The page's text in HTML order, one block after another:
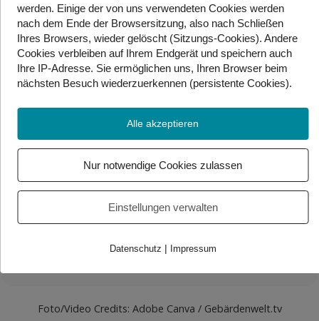
Die Kategorien auf GeKi:
Kooperationen, Vokabeln und Material
Heute stellen wir die letzten Kategorien vor:
Bei Kooperationen sammeln wir ÖGS-Videos
von anderen Quellen. Materialen sind Seiten,
die man zuhause ausdrucken und ausfüllen,
anmalen und lösen kann. Zum Schluss gibt es
bei Vokabeln immer etwas Neues zu lernen!
*Alternativlink zum Beitrag: YouTube
Foto/Video Credits: Adobe Canva / Gebärdenwelt.tv
werden. Einige der von uns verwendeten Cookies werden
nach dem Ende der Browsersitzung, also nach Schließen
Ihres Browsers, wieder gelöscht (Sitzungs-Cookies). Andere
Cookies verbleiben auf Ihrem Endgerät und speichern auch
Ihre IP-Adresse. Sie ermöglichen uns, Ihren Browser beim
nächsten Besuch wiederzuerkennen (persistente Cookies).
Alle akzeptieren
Nur notwendige Cookies zulassen
Einstellungen verwalten
Datenschutz | Impressum